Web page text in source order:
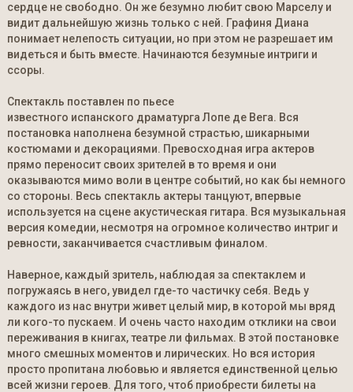
сердце не свободно. Он же безумно любит свою Марселу и
видит дальнейшую жизнь только с ней. Графиня Диана
понимает нелепость ситуации, но при этом не разрешает им
видеться и быть вместе. Начинаются безумные интриги и
ссоры.
Спектакль поставлен по пьесе
известного испанского драматурга Лопе де Вега. Вся
постановка наполнена безумной страстью, шикарными
костюмами и декорациями. Превосходная игра актеров
прямо переносит своих зрителей в то время и они
оказываются мимо воли в центре событий, но как бы немного
со стороны. Весь спектакль актеры танцуют, впервые
используется на сцене акустическая гитара. Вся музыкальная
версия комедии, несмотря на огромное количество интриг и
ревности, заканчивается счастливым финалом.
Наверное, каждый зритель, наблюдая за спектаклем и
погружаясь в него, увидел где-то частичку себя. Ведь у
каждого из нас внутри живет целый мир, в которой мы вряд
ли кого-то пускаем. И очень часто находим отклики на свои
переживания в книгах, театре ли фильмах. В этой постановке
много смешных моментов и лирических. Но вся история
просто пропитана любовью и является единственной целью
всей жизни героев. Для того, чтоб приобрести билеты на